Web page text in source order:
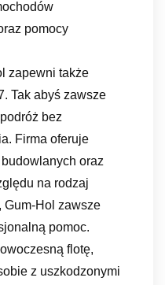
pomocy
zapewni także
Tak abyś zawsze
bez
Firma oferuje
oraz
na rodzaj
Gum-Hol zawsze
pomoc.
flotę,
z uszkodzonymi